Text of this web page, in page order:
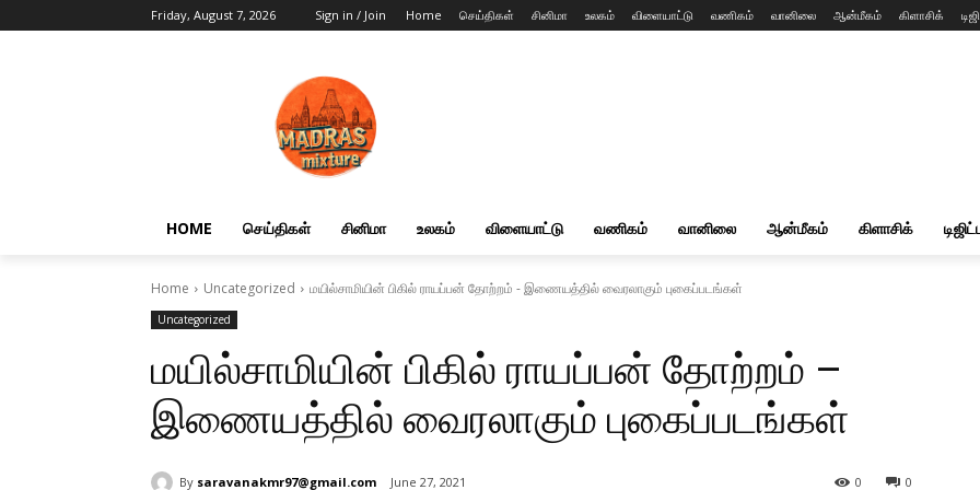
Friday, August 7, 2026 Sign in / Join Home செய்திகள் சினிமா உலகம் விளையாட்டு வணிகம் வானிலை ஆன்மீகம் கிளாசிக்
HOME செய்திகள் சினிமா உலகம் விளையாட்டு வணிகம் வானிலை ஆன்மீகம் கிளாசிக்
Home Uncategorized மயில்சாமியின் பிகில் ராயப்பன் தோற்றம் - இணையத்தில் வைரலாகும் புகைப்படங்கள்
Uncategorized
மயில்சாமியின் பிகில் ராயப்பன் தோற்றம் –
இணையத்தில் வைரலாகும் புகைப்படங்கள்
By saravanakmr97@gmail.com June 27, 2021 0
0